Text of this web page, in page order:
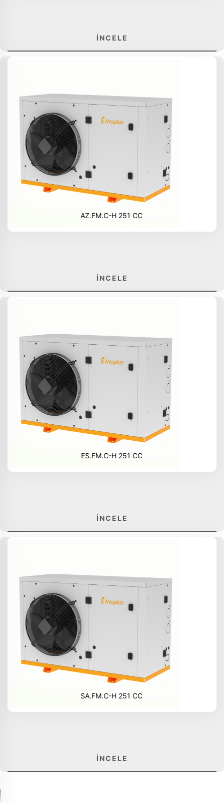
İNCELE
AZ.FM.C-H 251 CC
İNCELE
ES.FM.C-H 251 CC
İNCELE
SA.FM.C-H 251 CC
İNCELE